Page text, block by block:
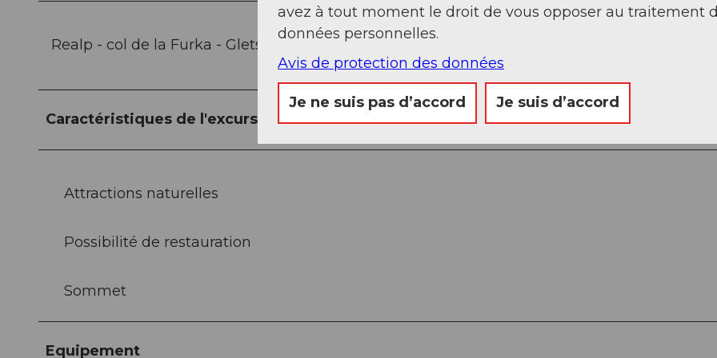
Realp - col de la Furka - Gletsch - Oberwald
Caractéristiques de l'excursion
Attractions naturelles
Possibilité de restauration
Sommet
Equipement
avez à tout moment le droit de vous opposer au traitement
données personnelles.
Avis de protection des données
Je ne suis pas d’accord Je suis d’accord